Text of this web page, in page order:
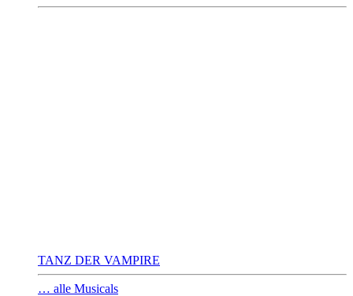
TANZ DER VAMPIRE
… alle Musicals